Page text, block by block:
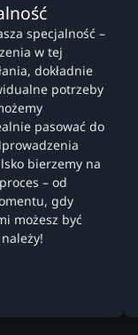
specjalność –
w tej
dokładnie
potrzeby
pasować do
bierzemy na
– od
gdy
możesz być